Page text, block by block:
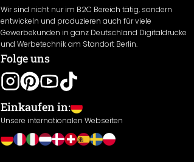
Wir sind nicht nur im B2C Bereich tätig, sondern
entwickeln und produzieren auch für viele
Gewerbekunden in ganz Deutschland Digitaldrucke
und Werbetechnik am Standort Berlin.
Folge uns
Einkaufen in:
Unsere internationalen Webseiten